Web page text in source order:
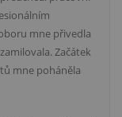
mne přivedla
Začátek
mne poháněla